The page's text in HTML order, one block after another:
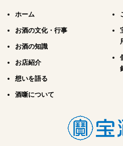
ホーム
お酒の文化・行事
お酒の知識
お店紹介
想いを語る
酒噺について